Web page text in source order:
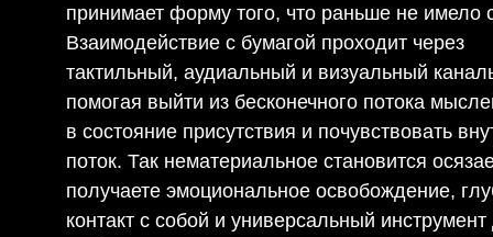
принимает форму того, что раньше не имело
Взаимодействие с бумагой проходит через
тактильный, аудиальный и визуальный
помогая выйти из бесконечного потока
в состояние присутствия и почувствовать
поток. Так нематериальное становится
получаете эмоциональное освобождение,
контакт с собой и универсальный